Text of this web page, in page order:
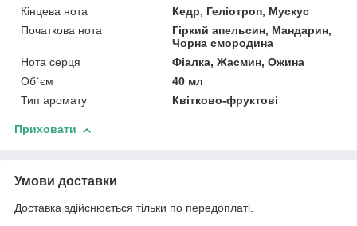
Кінцева нота
Кедр, Геліотроп, Мускус
Початкова нота
Гіркий апельсин, Мандарин,
Чорна смородина
Нота серця
Фіалка, Жасмин, Ожина
Об`єм
40 мл
Тип аромату
Квітково-фруктові
Приховати
Умови доставки
Доставка здійснюється тільки по передоплаті.